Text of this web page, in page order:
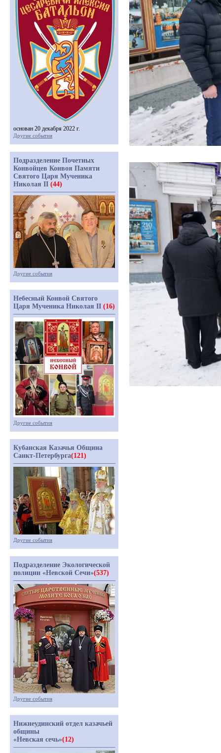
основан 20 декабря 2022 г.
Другие события
Подразделение Почетных
Конвойцев Конвоя Памяти
Святого Царя Мученика
Николая II (44)
Другие события
Небесный Конвой Святого
Царя Мученика Николая II (16)
Другие события
Кубанская Казачья Община
Санкт-Петербурга(121)
Другие события
Подразделение Экологической
полиции «Невской Сечи»(537)
Другие события
Нижнеудинский отдел казачьей
общины
«Невская сечь»(12)